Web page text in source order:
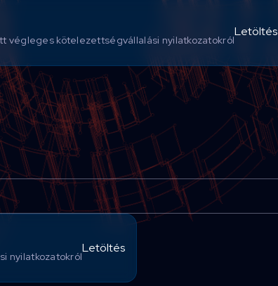
végleges kötelezettségvállalási nyilatkozatokról
Letöltés
nyilatkozatokról
Letöltés